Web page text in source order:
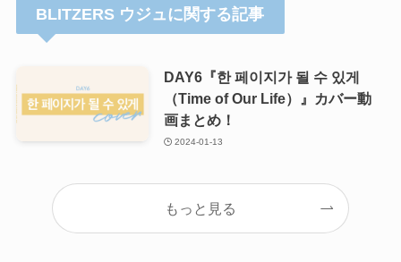
BLITZERS ウジュに関する記事
DAY6『한 페이지가 될 수 있게
（Time of Our Life）』カバー動
画まとめ！
2024-01-13
もっと見る